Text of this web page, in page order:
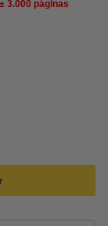
± 3.000 páginas